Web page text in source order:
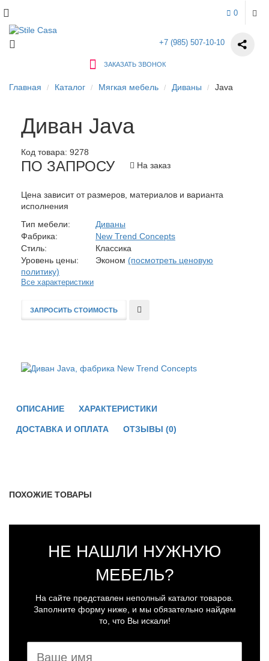
0
+7 (985) 507-10-10
ЗАКАЗАТЬ ЗВОНОК
Главная Каталог Мягкая мебель Диваны Java
Диван Java
Код товара: 9278
ПО ЗАПРОСУ На заказ
Цена зависит от размеров, материалов и варианта
исполнения
Тип мебели:
Диваны
Фабрика:
New Trend Concepts
Стиль:
Классика
Уровень цены:
Эконом (посмотреть ценовую
политику)
Все характеристики
ЗАПРОСИТЬ СТОИМОСТЬ
ОПИСАНИЕ ХАРАКТЕРИСТИКИ
ДОСТАВКА И ОПЛАТА ОТЗЫВЫ (0)
ПОХОЖИЕ ТОВАРЫ
НЕ НАШЛИ НУЖНУЮ
МЕБЕЛЬ?
На сайте представлен неполный каталог товаров.
Заполните форму ниже, и мы обязательно найдем
то, что Вы искали!